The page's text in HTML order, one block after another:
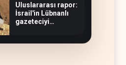
Uluslararası rapor:
İsrail'in Lübnanlı
gazeteciyi